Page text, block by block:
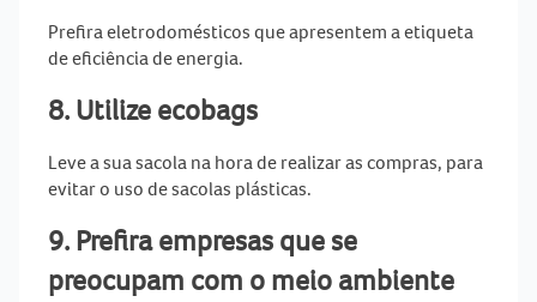
Prefira eletrodomésticos que apresentem a etiqueta
de eficiência de energia.
8. Utilize ecobags
Leve a sua sacola na hora de realizar as compras, para
evitar o uso de sacolas plásticas.
9. Prefira empresas que se
preocupam com o meio ambiente